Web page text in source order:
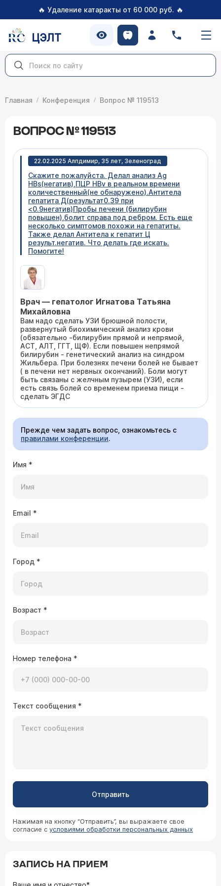
🔥 Удаление катаракты от 60 000 руб. 🔥
ЦЭЛТ
Главная Конференция Вопрос № 119513
ВОПРОС № 119513
22.02.2025 Алпдимир, 35 лет, Зеленоград
Скажите пожалуйста. Делал анализ Ag
HBs(негатив),ПЦР HBv в реальном времени
количественный(не обнаружено).Антитела
гепатита Д(результат0.39 при
<0.9негатив)Пробы печени (билирубин
повышен),болит справа под ребром. Есть еще
несколько симптомов похожи на гепатиты.
Также делал Антитела к гепатит Ц
результ.негатив. Что делать где искать.
Помогите!
Врач — гепатолог Игнатова Татьяна
Михайловна
Вам надо сделать УЗИ брюшной полости,
развернутый биохимический анализ крови
(обязательно -билирубин прямой и непрямой,
АСТ, АЛТ, ГГТ, ЩФ). Если повышен непрямой
билирубин - генетический анализ на синдром
Жильбера. При болезнях печени болей не бывает
( в печени нет нервных окончаний). Боли могут
быть связаны с желчным пузырем (УЗИ), если
есть связь болей со временем приема пищи -
сделать ЭГДС
Прежде чем задать вопрос, ознакомьтесь с
правилами конференции.
Имя *
Email *
Город *
Возраст *
Номер телефона *
Текст сообщения *
Отправить
Нажимая на кнопку “Отправить”, вы выражаете свое
согласие с условиями обработки персональных данных
ЗАПИСЬ НА ПРИЕМ